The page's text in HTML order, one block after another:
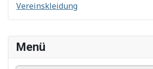
Menü
Vereinskleidung